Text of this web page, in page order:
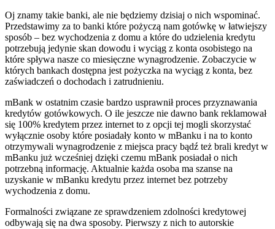
Oj znamy takie banki, ale nie będziemy dzisiaj o nich wspominać.
Przedstawimy za to banki które pożyczą nam gotówkę w łatwiejszy
sposób – bez wychodzenia z domu a które do udzielenia kredytu
potrzebują jedynie skan dowodu i wyciąg z konta osobistego na
które spływa nasze co miesięczne wynagrodzenie. Zobaczycie w
których bankach dostępna jest pożyczka na wyciąg z konta, bez
zaświadczeń o dochodach i zatrudnieniu.
mBank w ostatnim czasie bardzo usprawnił proces przyznawania
kredytów gotówkowych. O ile jeszcze nie dawno bank reklamował
się 100% kredytem przez internet to z opcji tej mogli skorzystać
wyłącznie osoby które posiadały konto w mBanku i na to konto
otrzymywali wynagrodzenie z miejsca pracy bądź też brali kredyt w
mBanku już wcześniej dzięki czemu mBank posiadał o nich
potrzebną informację. Aktualnie każda osoba ma szanse na
uzyskanie w mBanku kredytu przez internet bez potrzeby
wychodzenia z domu.
Formalności związane ze sprawdzeniem zdolności kredytowej
odbywają się na dwa sposoby. Pierwszy z nich to autorskie